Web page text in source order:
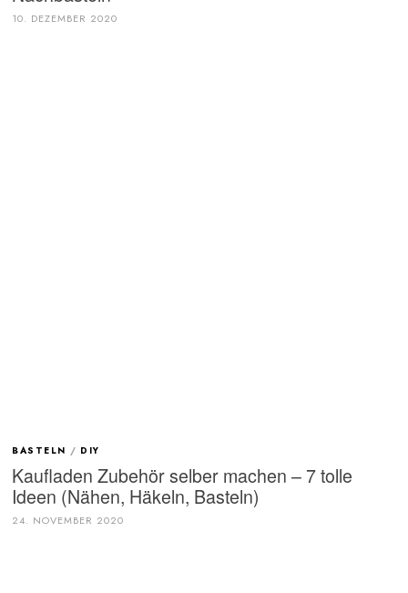
10. DEZEMBER 2020
BASTELN / DIY
Kaufladen Zubehör selber machen – 7 tolle
Ideen (Nähen, Häkeln, Basteln)
24. NOVEMBER 2020